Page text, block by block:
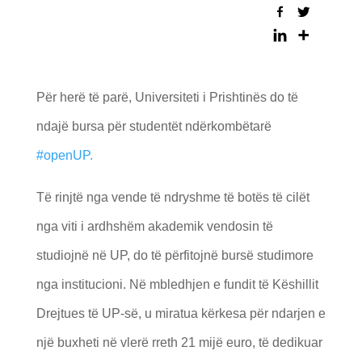
Për herë të parë, Universiteti i Prishtinës do të
ndajë bursa për studentët ndërkombëtarë
#openUP.
Të rinjtë nga vende të ndryshme të botës të cilët
nga viti i ardhshëm akademik vendosin të
studiojnë në UP, do të përfitojnë bursë studimore
nga institucioni. Në mbledhjen e fundit të Këshillit
Drejtues të UP-së, u miratua kërkesa për ndarjen e
një buxheti në vlerë rreth 21 mijë euro, të dedikuar